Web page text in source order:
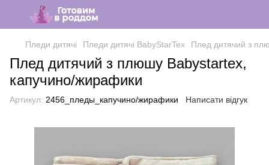
Пледи дитячі Пледи дитячі BabyStarTex Плед дитячий з
Плед дитячий з плюшу Babystartex,
капучино/жирафики
Артикул: 2456_пледы_капучино/жирафики Написати відгук